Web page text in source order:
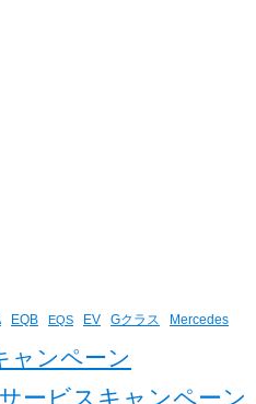
EQB EQS EV Gクラス Mercedes
ャンペーン
サービスキャンペーン